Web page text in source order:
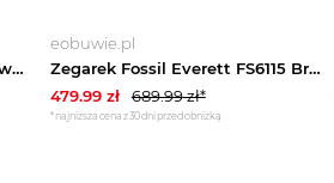
Zegarek adidas Retro Wave Two Chrono AOSY24532 Biały
eobuwie.pl
Zegarek Fossil Everett FS6115 Brązowy
479.99zł 689.99zł*
*najniższa cena z 30 dni przed obniżką